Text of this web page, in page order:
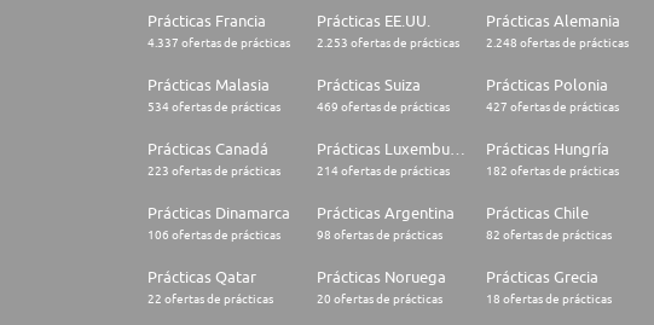
Prácticas Francia
4.337 ofertas de prácticas
Prácticas EE.UU.
2.253 ofertas de prácticas
Prácticas Alemania
2.248 ofertas de prácticas
Prácticas Malasia
534 ofertas de prácticas
Prácticas Suiza
469 ofertas de prácticas
Prácticas Polonia
427 ofertas de prácticas
Prácticas Canadá
223 ofertas de prácticas 214 ofertas de prácticas
Prácticas Hungría
182 ofertas de prácticas
Prácticas Dinamarca
106 ofertas de prácticas
Prácticas Argentina
98 ofertas de prácticas
Prácticas Chile
82 ofertas de prácticas
Prácticas Qatar
22 ofertas de prácticas
Prácticas Noruega
20 ofertas de prácticas
Prácticas Grecia
18 ofertas de prácticas